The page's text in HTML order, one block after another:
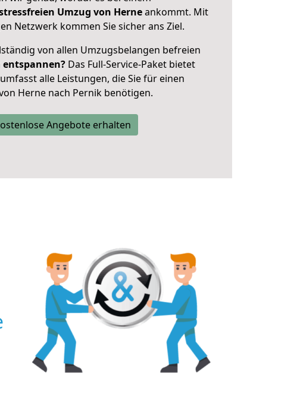
Umzug von Herneankommt. Mit
Netzwerk kommen Sie sicher ans Ziel.
von allen Umzugsbelangen befreien
entspannen? Das Full-Service-Paket bietet
alle Leistungen, die Sie für einen
Herne nach Pernik benötigen.
Angebote erhalten